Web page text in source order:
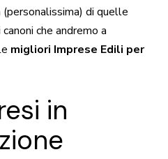
di quelle
che andremo a
migliori Imprese Edili per
in